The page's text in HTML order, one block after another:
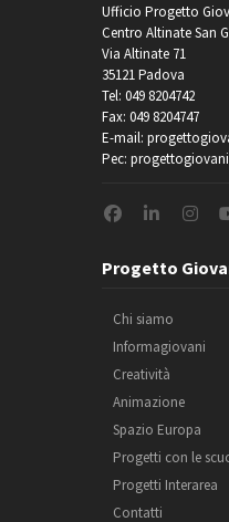
Ufficio Progetto
Centro Altinate San
Via Altinate 71
35121 Padova
Tel: 049 8204742
Fax: 049 8204747
E-mail:
Pec:
Progetto
Chi siamo
Informagiovani
Creatività
Animazione
Spazio Europa
Progetti con le
Progetti Interarea
Contatti